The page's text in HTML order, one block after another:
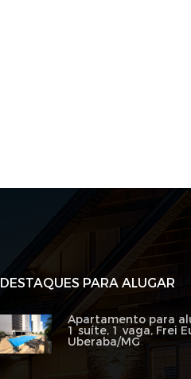
DESTAQUES PARA ALUGAR
Apartamento para
1 suíte, 1 vaga, Frei
Uberaba/MG